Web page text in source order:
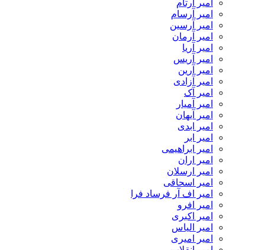
امیر آرتام
امیر آرسام
امیر آرسین
امیر آرمان
امیر آریا
امیر آریس
امیر آرین
امیر آزادی
امیر آک
امیر آمیار
امیر آیهان
امیر ابدی
امیر ابر
امیر ابراهیمی
امیر اران
امیر ارسلان
امیر اسحاقی
امیر اف آر فرساد فرا
امیر افرو
امیر اکبری
امیر الیاس
امیر امیری